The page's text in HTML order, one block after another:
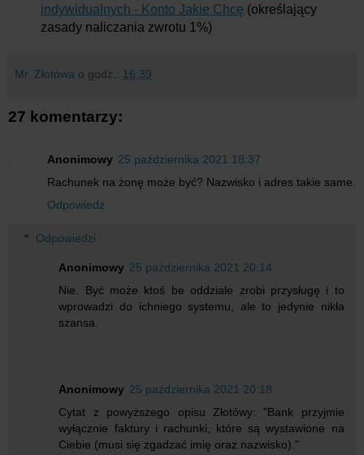
indywidualnych - Konto Jakie Chcę (określający
zasady naliczania zwrotu 1%)
Mr. Złotówa o godz.: 16:39
27 komentarzy:
Anonimowy 25 października 2021 18:37
Rachunek na żonę może być? Nazwisko i adres takie same.
Odpowiedz
Odpowiedzi
Anonimowy 25 października 2021 20:14
Nie. Być może ktoś be oddziale zrobi przysługę i to
wprowadzi do ichniego systemu, ale to jedynie nikła
szansa.
Anonimowy 25 października 2021 20:18
Cytat z powyższego opisu Złotówy: "Bank przyjmie
wyłącznie faktury i rachunki, które są wystawione na
Ciebie (musi się zgadzać imię oraz nazwisko)."